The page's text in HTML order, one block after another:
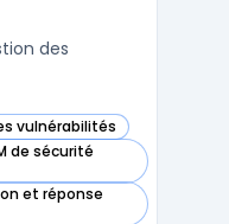
visibilité et un
les acti ...
des
vulnérabilités
de sécurité
et réponse